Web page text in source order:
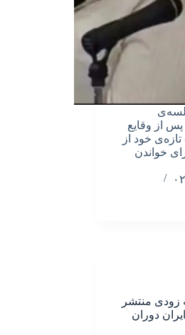
در سال ۸۹، سال پس از وقایع
روایت تازه‌ی خود از
خواندن
زودی منتشر
دوران